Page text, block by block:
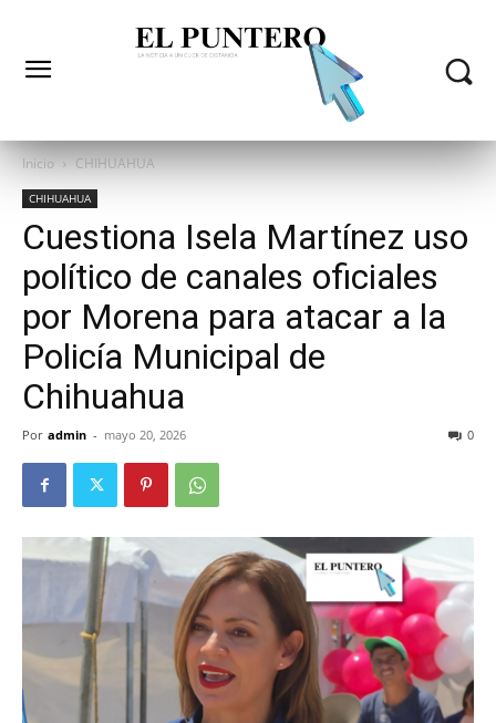
Inicio CHIHUAHUA
CHIHUAHUA
Cuestiona Isela Martínez uso
político de canales oficiales
por Morena para atacar a la
Policía Municipal de
Chihuahua
Por admin - mayo 20, 2026 0